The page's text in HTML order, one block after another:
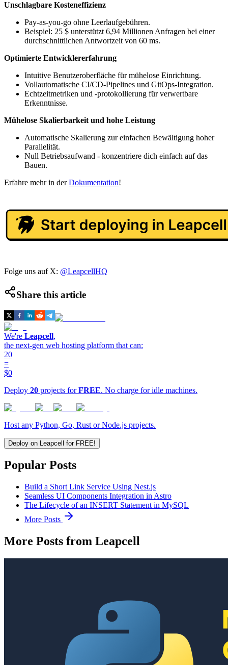
Unschlagbare Kosteneffizienz
Pay-as-you-go ohne Leerlaufgebühren.
Beispiel: 25 $ unterstützt 6,94 Millionen Anfragen bei einer
durchschnittlichen Antwortzeit von 60 ms.
Optimierte Entwicklererfahrung
Intuitive Benutzeroberfläche für mühelose Einrichtung.
Vollautomatische CI/CD-Pipelines und GitOps-Integration.
Echtzeitmetriken und -protokollierung für verwertbare
Erkenntnisse.
Mühelose Skalierbarkeit und hohe Leistung
Automatische Skalierung zur einfachen Bewältigung hoher
Parallelität.
Null Betriebsaufwand - konzentriere dich einfach auf das
Bauen.
Erfahre mehr in derDokumentation!
Folge uns auf X: @LeapcellHQ
Share this article
We're Leapcell,
the next-gen web hosting platform that can:
20
=
$0
Deploy 20 projects forFREE. No charge for idle machines.
Host any Python, Go, Rust or Node.js projects.
Deploy on Leapcell for FREE!
Popular Posts
Build a Short Link Service Using Nest.js
Seamless UI Components Integration in Astro
The Lifecycle of an INSERT Statement in MySQL
More Posts
More Posts from Leapcell